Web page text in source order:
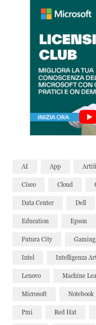
AI App
Cisco Cloud
Data Center Dell
Education Epson
Futura City Gaming
Intel Intelligenza
Lenovo Machine
Microsoft Notebook
Pmi Red Hat